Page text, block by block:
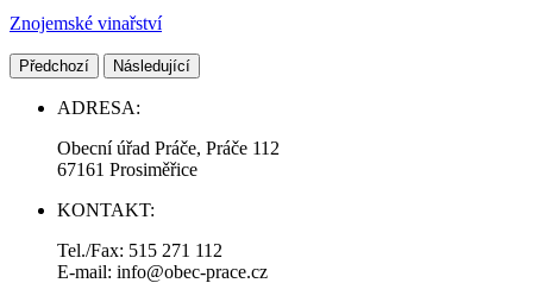
Znojemské vinařství
Předchozí Následující
ADRESA:
Obecní úřad Práče, Práče 112
67161 Prosiměřice
KONTAKT:
Tel./Fax: 515 271 112
E-mail: info@obec-prace.cz